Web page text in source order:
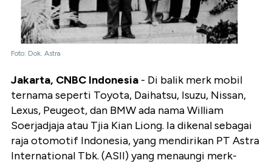
Foto: Dok. Astra
Jakarta, CNBC Indonesia - Di balik merk mobil
ternama seperti Toyota, Daihatsu, Isuzu, Nissan,
Lexus, Peugeot, dan BMW ada nama William
Soerjadjaja atau Tjia Kian Liong. Ia dikenal sebagai
raja otomotif Indonesia, yang mendirikan PT Astra
International Tbk. (ASII) yang menaungi merk-